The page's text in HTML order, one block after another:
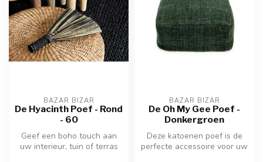
BAZAR BIZAR
De Hyacinth Poef - Rond
- 60
Geef een boho touch aan
uw interieur, tuin of terras
BAZAR BIZAR
De Oh My Gee Poef -
Donkergroen
Deze katoenen poef is de
perfecte accessoire voor uw